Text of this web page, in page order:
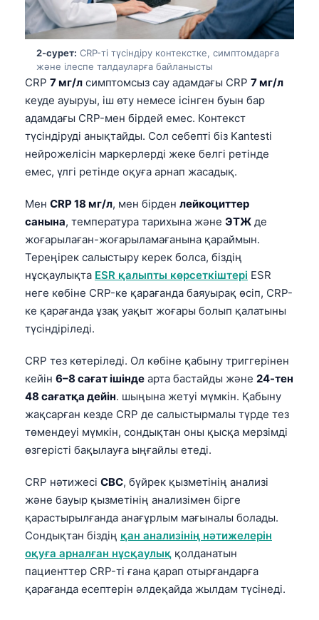
2-сурет: CRP-ті түсіндіру контекстке, симптомдарға
және ілеспе талдауларға байланысты
CRP 7 мг/л симптомсыз сау адамдағы CRP 7 мг/л
кеуде ауыруы, іш өту немесе ісінген буын бар
адамдағы CRP-мен бірдей емес. Контекст
түсіндіруді анықтайды. Сол себепті біз Kantesti
нейрожелісін маркерлерді жеке белгі ретінде
емес, үлгі ретінде оқуға арнап жасадық.
Мен CRP 18 мг/л, мен бірден лейкоциттер
санына, температура тарихына және ЭТЖ де
жоғарылаған-жоғарыламағанына қараймын.
Тереңірек салыстыру керек болса, біздің
нұсқаулықта ESR қалыпты көрсеткіштері ESR
неге көбіне CRP-ке қарағанда баяуырақ өсіп, CRP-
ке қарағанда ұзақ уақыт жоғары болып қалатыны
түсіндіріледі.
CRP тез көтеріледі. Ол көбіне қабыну триггерінен
кейін 6–8 сағат ішінде арта бастайды және 24-тен
48 сағатқа дейін. шыңына жетуі мүмкін. Қабыну
жақсарған кезде CRP де салыстырмалы түрде тез
төмендеуі мүмкін, сондықтан оны қысқа мерзімді
өзгерісті бақылауға ыңғайлы етеді.
CRP нәтижесі CBC, бүйрек қызметінің анализі
және бауыр қызметінің анализімен бірге
қарастырылғанда анағұрлым мағыналы болады.
Сондықтан біздің қан анализінің нәтижелерін
оқуға арналған нұсқаулық қолданатын
пациенттер CRP-ті ғана қарап отырғандарға
қарағанда есептерін әлдеқайда жылдам түсінеді.